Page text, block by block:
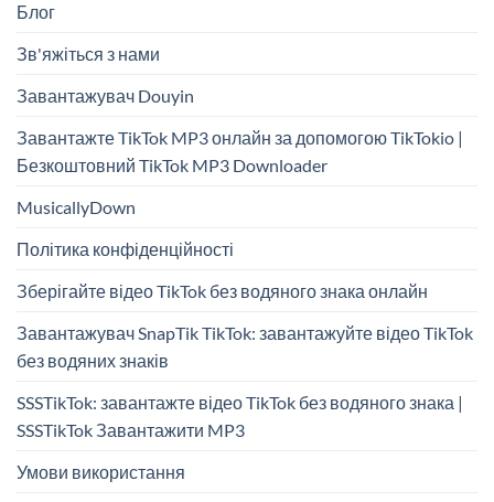
Блог
Зв'яжіться з нами
Завантажувач Douyin
Завантажте TikTok MP3 онлайн за допомогою TikTokio |
Безкоштовний TikTok MP3 Downloader
MusicallyDown
Політика конфіденційності
Зберігайте відео TikTok без водяного знака онлайн
Завантажувач SnapTik TikTok: завантажуйте відео TikTok
без водяних знаків
SSSTikTok: завантажте відео TikTok без водяного знака |
SSSTikTok Завантажити MP3
Умови використання